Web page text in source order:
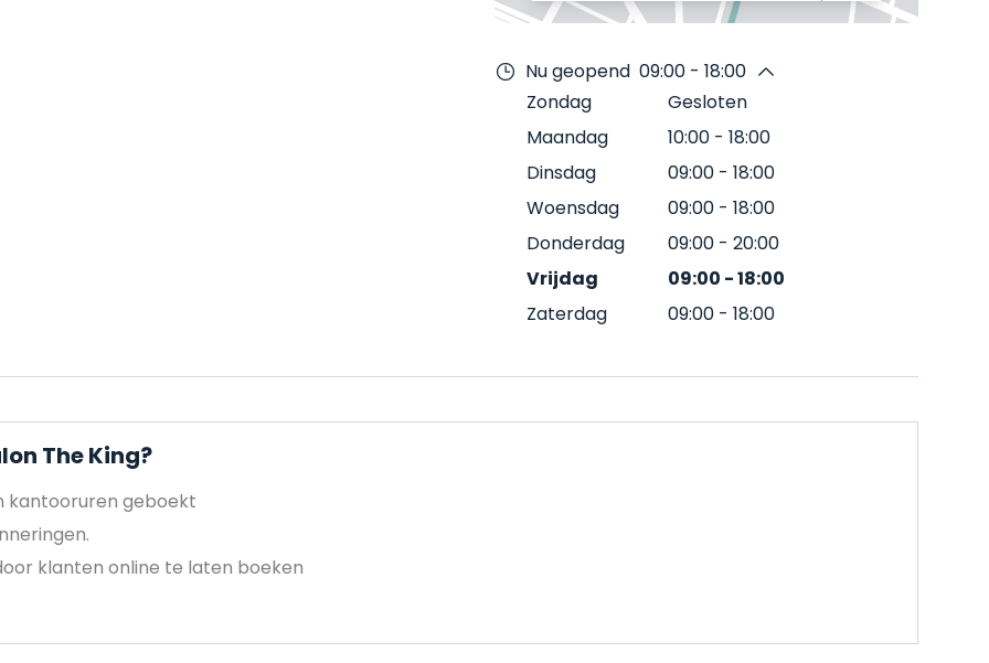
Nu geopend 09:00 - 18:00
Zondag
Gesloten
Maandag
10:00 - 18:00
Dinsdag
09:00 - 18:00
Woensdag
09:00 - 18:00
Donderdag
09:00 - 20:00
Vrijdag
09:00 -18:00
Zaterdag
09:00 - 18:00
The King?
kantooruren geboekt
klanten online te laten boeken